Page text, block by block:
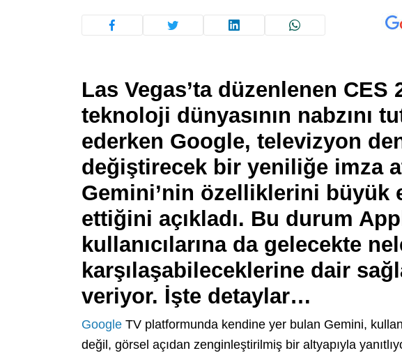
Las Vegas’ta düzenlenen CES
teknoloji dünyasının nabzını
ederken Google, televizyon
değiştirecek bir yeniliğe imza
Gemini’nin özelliklerini büyük
ettiğini açıkladı. Bu durum
kullanıcılarına da gelecekte
karşılaşabileceklerine dair
veriyor. İşte detaylar…
Google TV platformunda kendine yer bulan Gemini,
değil, görsel açıdan zenginleştirilmiş bir altyapıyla